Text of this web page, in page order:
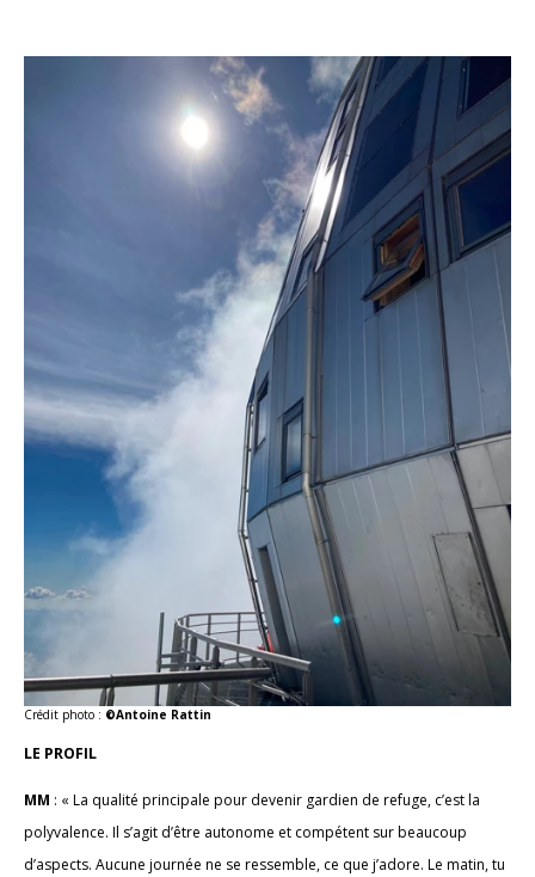
Crédit photo : ©Antoine Rattin
LE PROFIL
MM : « La qualité principale pour devenir gardien de refuge, c’est la
polyvalence. Il s’agit d’être autonome et compétent sur beaucoup
d’aspects. Aucune journée ne se ressemble, ce que j’adore. Le matin, tu